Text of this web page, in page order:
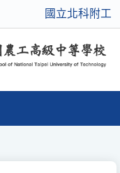
國立北科附工